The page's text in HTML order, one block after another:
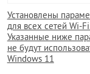
Установлены
для всех сетей Wi-
Указанные ниже
не будут
Windows 11